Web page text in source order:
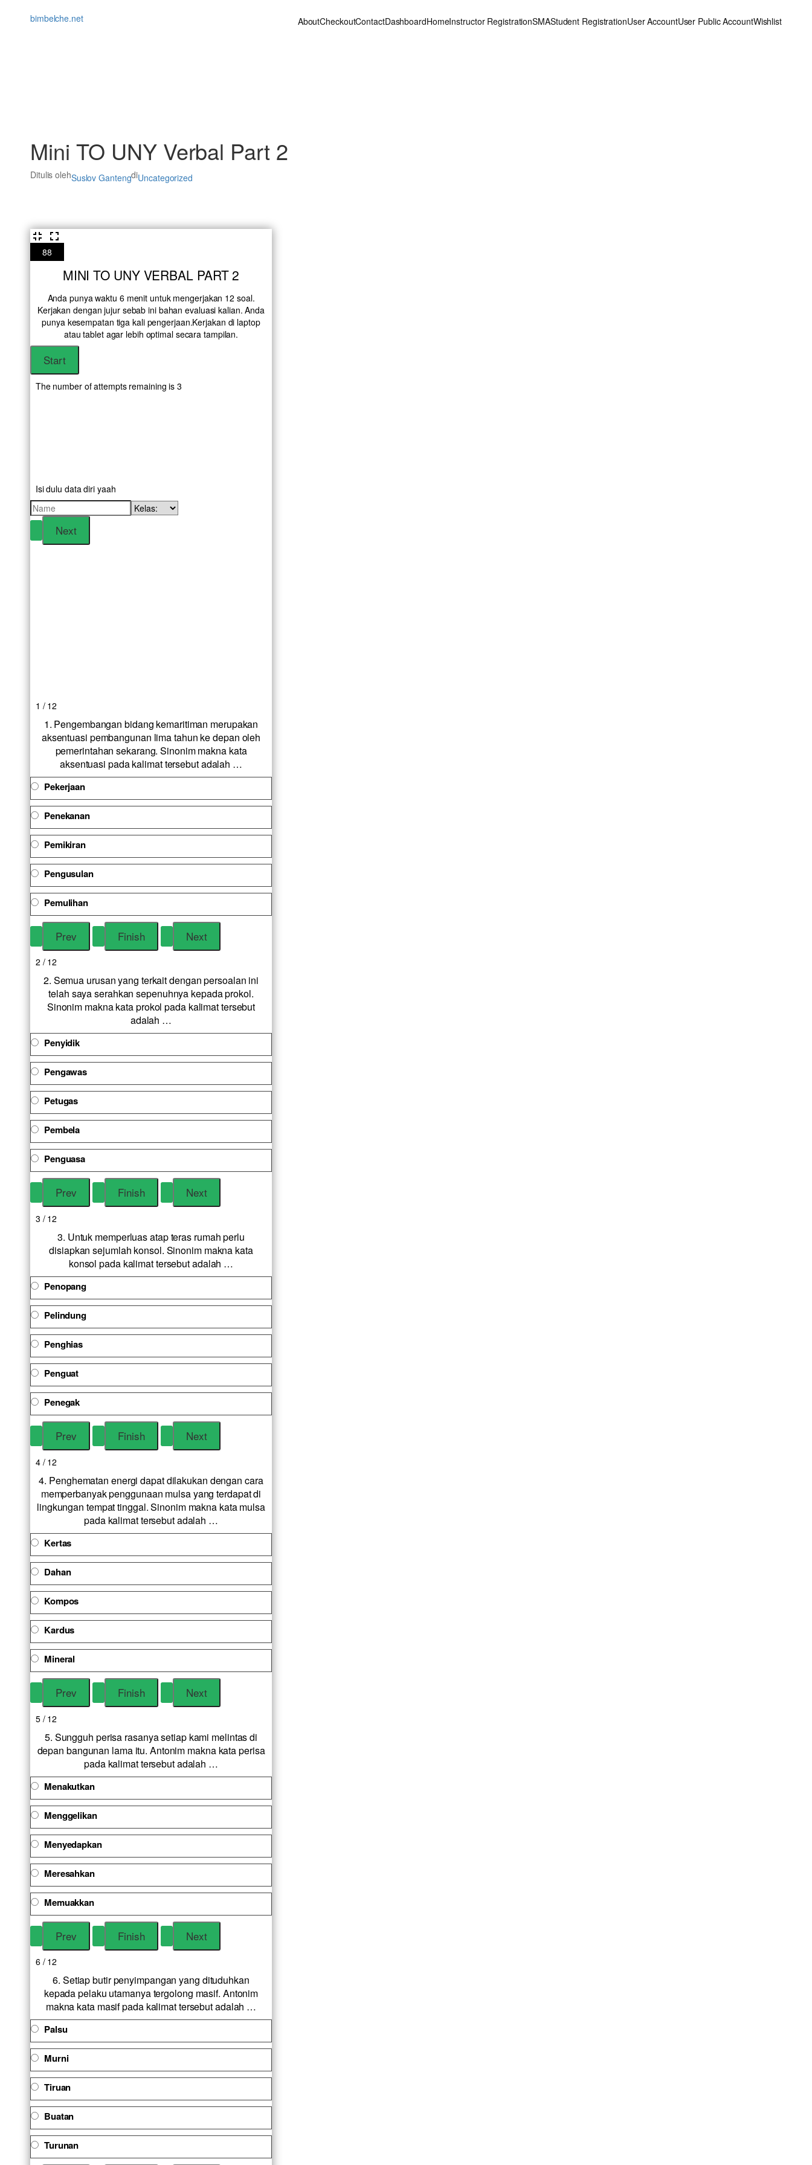
bimbelche.net AboutCheckoutContactDashboardHomeInstructor RegistrationSMAStudent RegistrationUser AccountUser Public AccountWishlist
Mini TO UNY Verbal Part 2
Ditulis olehSuslov GantengdiUncategorized
88
MINI TO UNY VERBAL PART 2
Anda punya waktu 6 menit untuk mengerjakan 12 soal.
Kerjakan dengan jujur sebab ini bahan evaluasi kalian. Anda
punya kesempatan tiga kali pengerjaan.Kerjakan di laptop
atau tablet agar lebih optimal secara tampilan.
The number of attempts remaining is 3
Isi dulu data diri yaah
1 / 12
1. Pengembangan bidang kemaritiman merupakan
aksentuasi pembangunan lima tahun ke depan oleh
pemerintahan sekarang. Sinonim makna kata
aksentuasi pada kalimat tersebut adalah …
Pekerjaan
Penekanan
Pemikiran
Pengusulan
Pemulihan
2 / 12
2. Semua urusan yang terkait dengan persoalan ini
telah saya serahkan sepenuhnya kepada prokol.
Sinonim makna kata prokol pada kalimat tersebut
adalah …
Penyidik
Pengawas
Petugas
Pembela
Penguasa
3 / 12
3. Untuk memperluas atap teras rumah perlu
disiapkan sejumlah konsol. Sinonim makna kata
konsol pada kalimat tersebut adalah …
Penopang
Pelindung
Penghias
Penguat
Penegak
4 / 12
4. Penghematan energi dapat dilakukan dengan cara
memperbanyak penggunaan mulsa yang terdapat di
lingkungan tempat tinggal. Sinonim makna kata mulsa
pada kalimat tersebut adalah …
Kertas
Dahan
Kompos
Kardus
Mineral
5 / 12
5. Sungguh perisa rasanya setiap kami melintas di
depan bangunan lama itu. Antonim makna kata perisa
pada kalimat tersebut adalah …
Menakutkan
Menggelikan
Menyedapkan
Meresahkan
Memuakkan
6 / 12
6. Setiap butir penyimpangan yang dituduhkan
kepada pelaku utamanya tergolong masif. Antonim
makna kata masif pada kalimat tersebut adalah …
Palsu
Murni
Tiruan
Buatan
Turunan